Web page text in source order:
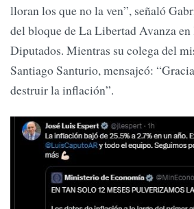
lloran los que no la ven”, señaló
del bloque de La Libertad Avanza en
Diputados. Mientras su colega del
Santiago Santurio, mensajeó:
destruir la inflación”.